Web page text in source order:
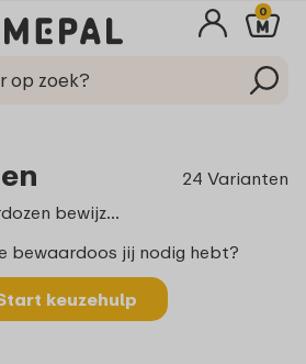
0
24 Varianten
Onze Omnia bewaardozen bewijzen het: bewaren kan heel mooi zijn! De Omnia bewaart alles wat je lekker vindt, van geurige koffie tot knapperige cornflakes of je allerlekkerste stukje kaas. De dozen zijn perfect stapelbaar en verkrijgbaar in stijlvolle kleuren.
bewaardoos jij nodig hebt?
keuzehulp